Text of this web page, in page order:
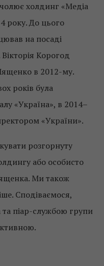
холдинг «Медіа
року. До цього
на посаді
Корогод
в 2012-му.
років була
«Україна», в 2014–
«України».
розгорнуту
або особисто
Ми також
Сподіваємося,
та піар-службою групи